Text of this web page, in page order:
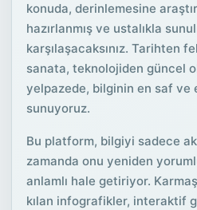
konuda, derinlemesine
hazırlanmış ve ustalıkla
karşılaşacaksınız. Tarihten
sanata, teknolojiden güncel
yelpazede, bilginin en saf ve
sunuyoruz.
Bu platform, bilgiyi sadece
zamanda onu yeniden
anlamlı hale getiriyor.
kılan infografikler, interaktif